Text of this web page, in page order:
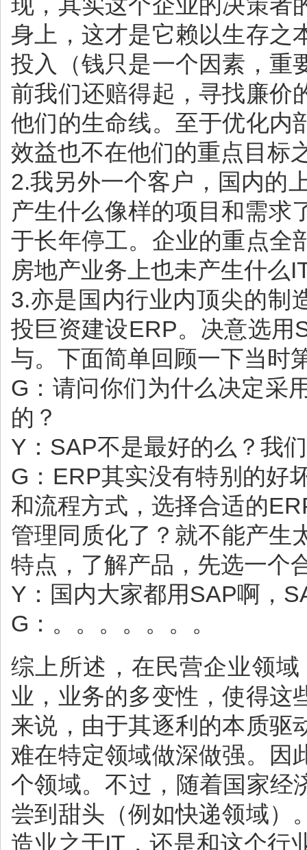
身上，这才是它赖以生存之
投入（钱只是一个因素，重
前我们还赔得起，寻找廉价
他们的生命线。至于优化内
效益也不在他们的重点目标
2.我另外一个客户，国内的
产生什么像样的项目和需求
于长年停工。企业的重点全
房地产业务上也未产生什么
3.亦是国内行业内顶尖的制
投巨资建设ERP。决意选用
与。下面简单回顾一下当时
G：请问你们为什么决定采
的？
Y：SAP不是最好的么？我
G：ERP其实没有特别的好
和流程方式，选择合适的
管理同质化了？就不能产生
特点，了解产品，先选一个
Y：国内大家都用SAP啊，
G：。。。。。。。
综上所述，在民营企业领
业，业务的多变性，使得这
来说，由于其逐利的本质驱
难在特定领域做深做强。因
个领域。不过，随着国家经
尝到甜头（例如快递领域）
造业之于IT，还是和这个行